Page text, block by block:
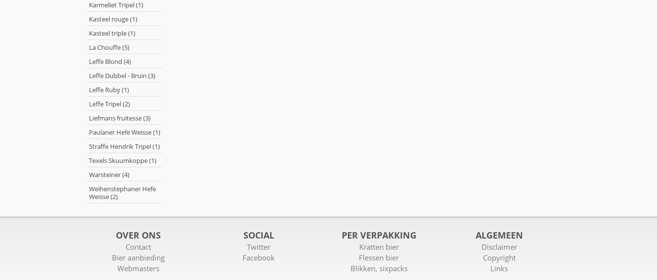
Karmeliet Tripel (1)
Kasteel rouge (1)
Kasteel triple (1)
La Chouffe (5)
Leffe Blond (4)
Leffe Dubbel - Bruin (3)
Leffe Ruby (1)
Leffe Tripel (2)
Liefmans fruitesse (3)
Paulaner Hefe Weisse (1)
Straffe Hendrik Tripel (1)
Texels Skuumkoppe (1)
Warsteiner (4)
Weihenstephaner Hefe
Weisse (2)
OVER ONS
Contact
Bier aanbieding
Webmasters
SOCIAL
Twitter
Facebook
PER VERPAKKING
Kratten bier
Flessen bier
Blikken, sixpacks
ALGEMEEN
Disclaimer
Copyright
Links